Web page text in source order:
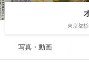
東京都
写真・動画